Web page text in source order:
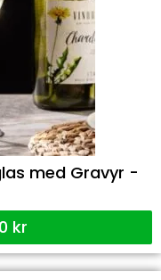
med Gravyr -
kr